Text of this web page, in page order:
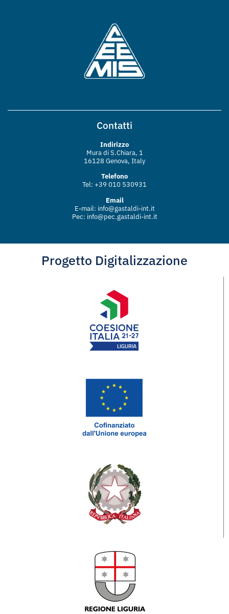
Contatti
Indirizzo
Mura di S.Chiara, 1
16128 Genova, Italy
Telefono
Tel: +39 010 530931
Email
E-mail: info@gastaldi-int.it
Pec: info@pec.gastaldi-int.it
Progetto Digitalizzazione